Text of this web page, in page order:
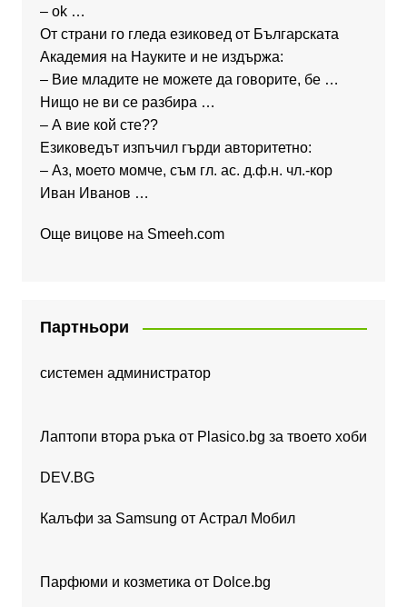
– ok …
От страни го гледа езиковед от Българската
Академия на Науките и не издържа:
– Вие младите не можете да говорите, бе …
Нищо не ви се разбира …
– А вие кой сте??
Езиковедът изпъчил гърди авторитетно:
– Аз, моето момче, съм гл. ас. д.ф.н. чл.-кор
Иван Иванов …
Още вицове на Smeeh.com
Партньори
системен администратор
Лаптопи втора ръка от Plasico.bg за твоето хоби
DEV.BG
Калъфи за Samsung от Астрал Мобил
Парфюми и козметика от Dolce.bg